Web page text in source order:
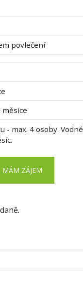
povlečení
max. 4 osoby.
MÁM ZÁJEM